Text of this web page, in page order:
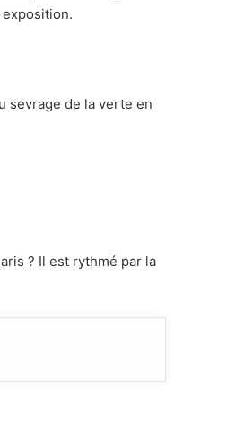
sevrage de la verte en
? Il est rythmé par la